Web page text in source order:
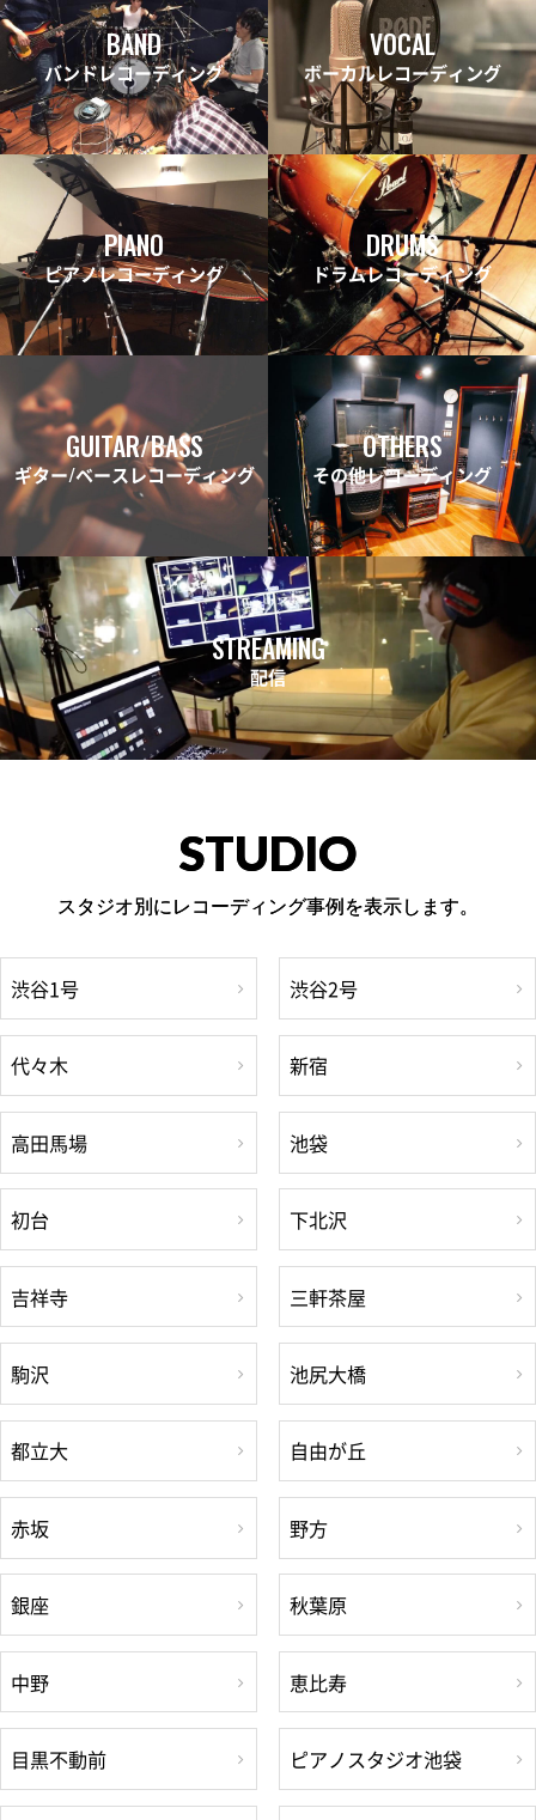
BAND
バンドレコーディング
VOCAL
ボーカルレコーディング
PIANO
ピアノレコーディング
DRUMS
ドラムレコーディング
GUITAR/BASS
ギター/ベースレコーディング
OTHERS
その他レコーディング
STREAMING
配信
STUDIO
スタジオ別にレコーディング事例を表示します。
渋谷1号 渋谷2号
代々木 新宿
高田馬場 池袋
初台 下北沢
吉祥寺 三軒茶屋
駒沢 池尻大橋
都立大 自由が丘
赤坂 野方
銀座 秋葉原
中野 恵比寿
目黒不動前 ピアノスタジオ池袋